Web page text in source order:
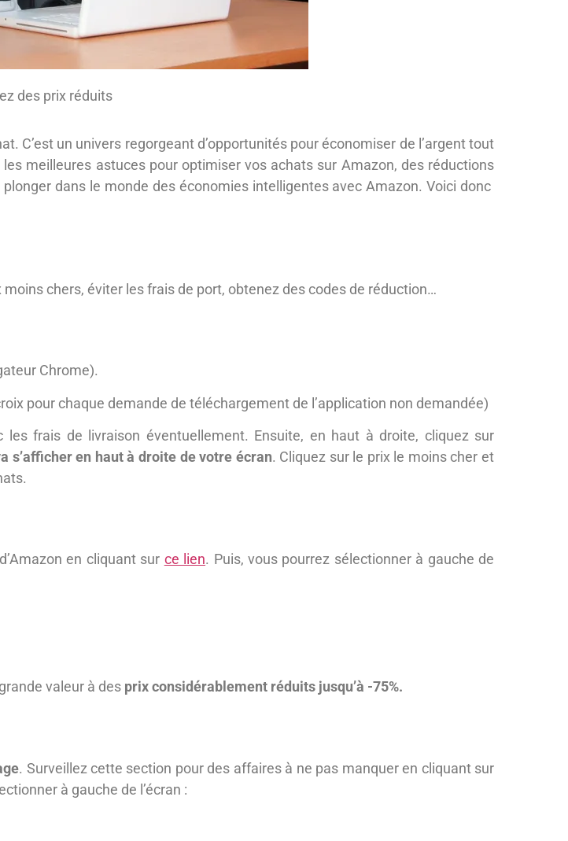
des prix réduits
C’est un univers regorgeant d’opportunités pour économiser de l’argent tout
meilleures astuces pour optimiser vos achats sur Amazon, des réductions
dans le monde des économies intelligentes avec Amazon. Voici donc
chers, éviter les frais de port, obtenez des codes de réduction…
Chrome).
pour chaque demande de téléchargement de l’application non demandée)
frais de livraison éventuellement. Ensuite, en haut à droite, cliquez sur
s’afficher en haut à droite de votre écran. Cliquez sur le prix le moins cher et
d’Amazon en cliquant sur ce lien. Puis, vous pourrez sélectionner à gauche de
valeur à des prix considérablement réduits jusqu’à -75%.
. Surveillez cette section pour des affaires à ne pas manquer en cliquant sur
à gauche de l’écran :